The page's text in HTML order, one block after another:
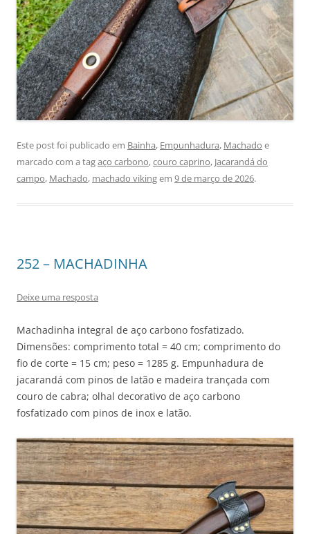
Este post foi publicado em Bainha, Empunhadura, Machado e
marcado com a tagaço carbono,couro caprino, Jacarandá do
campo, Machado, machado vikingem 9 de março de 2026.
252 – MACHADINHA
Deixe uma resposta
Machadinha integral de aço carbono fosfatizado.
Dimensões: comprimento total = 40 cm; comprimento do
fio de corte = 15 cm; peso = 1285 g. Empunhadura de
jacarandá com pinos de latão e madeira trançada com
couro de cabra; olhal decorativo de aço carbono
fosfatizado com pinos de inox e latão.